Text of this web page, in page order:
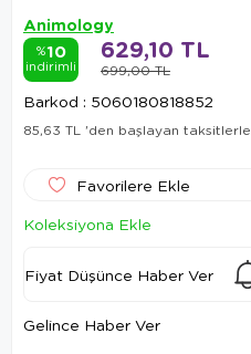
Animology
%10
indirimli 699,00 TL
629,10 TL
Barkod : 5060180818852
85,63 TL 'den başlayan taksitlerle
Favorilere Ekle
Koleksiyona Ekle
Fiyat Düşünce Haber Ver
Gelince Haber Ver